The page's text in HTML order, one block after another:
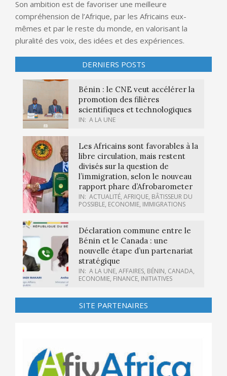
Son ambition est de favoriser une meilleure
compréhension de l’Afrique, par les Africains eux-
mêmes et par le reste du monde, en valorisant la
pluralité des voix, des idées et des expériences.
DERNIERS POSTS
Bénin : le CNE veut accélérer la
promotion des filières
scientifiques et technologiques
IN: A LA UNE
Les Africains sont favorables à la
libre circulation, mais restent
divisés sur la question de
l’immigration, selon le nouveau
rapport phare d’Afrobarometer
IN: ACTUALITÉ, AFRIQUE, BÂTISSEUR DU
POSSIBLE, ECONOMIE, IMMIGRATIONS
Déclaration commune entre le
Bénin et le Canada : une
nouvelle étape d’un partenariat
stratégique
IN: A LA UNE, AFFAIRES, BÉNIN, CANADA,
ECONOMIE, FINANCE, INITIATIVES
SITE PARTENAIRES